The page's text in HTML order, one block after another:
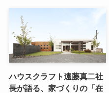
ハウスクラフト遠藤真二社
長が語る、家づくりの「在